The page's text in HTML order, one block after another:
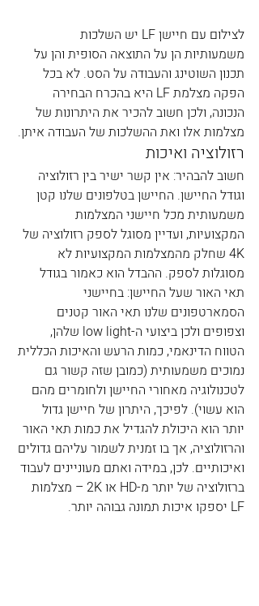
לצילום עם חיישן LF יש השלכות
משמעותיות הן על התוצאה הסופית והן על
תכנון השוטינג והעבודה על הסט. לא בכל
הפקה מצלמת LF היא בהכרח הבחירה
הנכונה, ולכן חשוב להכיר את היתרונות של
מצלמות אלו ואת ההשלכות של העבודה איתן.
רזולוציה ואיכות
חשוב להבהיר: אין קשר ישיר בין רזולוציה
וגודל החיישן. החיישן בטלפונים שלנו קטן
משמעותית מכל חיישני המצלמות
המקצועיות, ועדיין מסוגל לספק רזולוציה של
4K שחלק מהמצלמות המקצועיות לא
מסוגלות לספק. ההבדל הוא כאמור בגודל
תאי האור שעל החיישן: בחיישני
הסמארטפונים שלנו תאי האור קטנים
וצפופים ולכן ביצועי ה-low light שלהן,
הטווח הדינאמי, כמות הרעש והאיכות הכללית
נמוכים משמעותית (כמובן שזה קשור גם
לטכנולוגיה מאחורי החיישן ולחומרים מהם
הוא עשוי). לפיכך, היתרון של חיישן גדול
יותר הוא היכולת להגדיל את כמות תאי האור
והרזולוציה, אך בו זמנית לשמור עליהם גדולים
ואיכותיים. לכן, במידה ואתם מעוניינים לעבוד
ברזולוציה של יותר מ-HD או 2K – מצלמות
LF יספקו איכות תמונה גבוהה יותר.